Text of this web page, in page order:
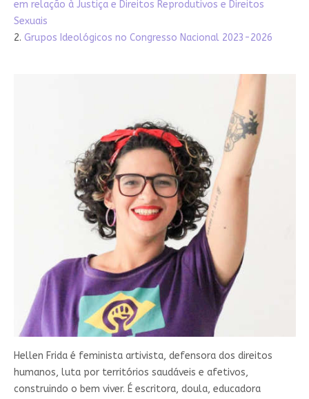
em relação à Justiça e Direitos Reprodutivos e Direitos
Sexuais
2. Grupos Ideológicos no Congresso Nacional 2023-2026
Hellen Frida é feminista artivista, defensora dos direitos
humanos, luta por territórios saudáveis e afetivos,
construindo o bem viver. É escritora, doula, educadora